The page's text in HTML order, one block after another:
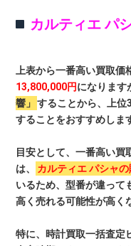
カルティエ パ
上表から一番高い買取価
13,800,000円になります
響」 することから、上位
することをおすすめしま
目安として、一番高い買
は、
カルティエ パシャ
いるため、型番が違って
高く売れる可能性が高く
特に、時計買取一括査定